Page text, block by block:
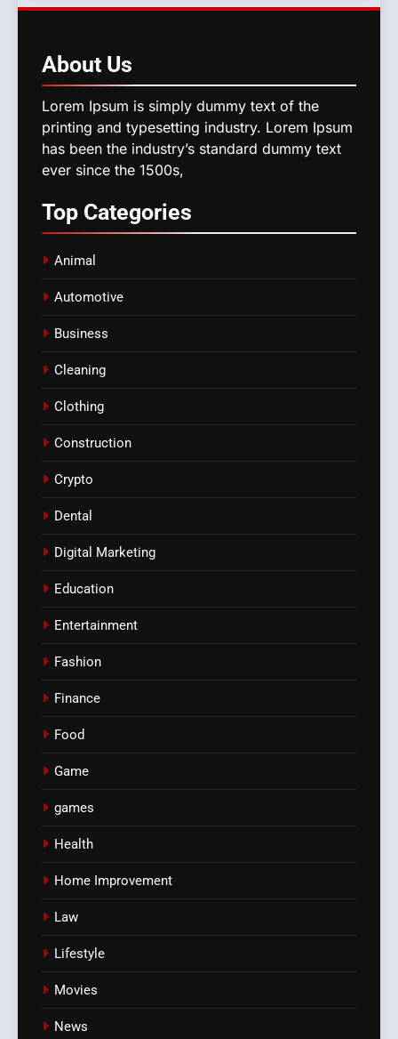
About Us
Lorem Ipsum is simply dummy text of the
printing and typesetting industry. Lorem Ipsum
has been the industry’s standard dummy text
ever since the 1500s,
Top Categories
Animal
Automotive
Business
Cleaning
Clothing
Construction
Crypto
Dental
Digital Marketing
Education
Entertainment
Fashion
Finance
Food
Game
games
Health
Home Improvement
Law
Lifestyle
Movies
News